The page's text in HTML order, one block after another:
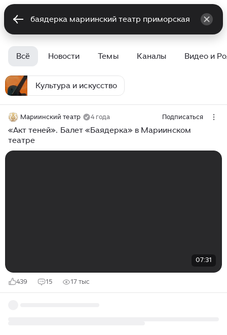
Всё Новости Темы Каналы Видео и
Культура и искусство
Мариинский театр 4 года Подписаться
«Акт теней». Балет «Баядерка» в Мариинском
театре
07:31
439 15 17 тыс